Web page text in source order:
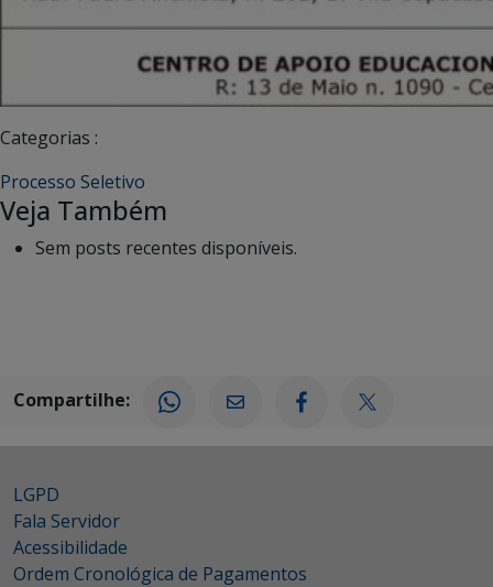
Categorias :
Processo Seletivo
Veja Também
Sem posts recentes disponíveis.
Compartilhe:
LGPD
Fala Servidor
Acessibilidade
Ordem Cronológica de Pagamentos